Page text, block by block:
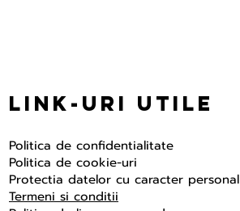
Link-uri Utile
Politica de confidentialitate
Politica de cookie-uri
Protectia datelor cu caracter personal
Termeni si conditii